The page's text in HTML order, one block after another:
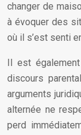
changer de
à évoquer des
où il s’est senti
Il est
discours
arguments
alternée ne
perd